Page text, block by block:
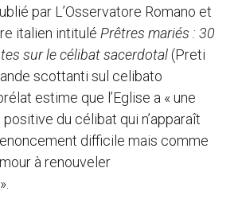
par L’Osservatore Romano et
italien intitulé Prêtres mariés : 30
sur le célibat sacerdotal (Preti
scottanti sul celibato
estime que l’Eglise a « une
du célibat qui n’apparaît
difficile mais comme
à renouveler